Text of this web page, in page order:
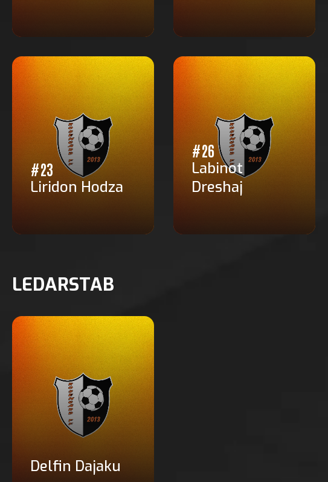
#23
Liridon Hodza
#26
Labinot
Dreshaj
LEDARSTAB
Delfin Dajaku